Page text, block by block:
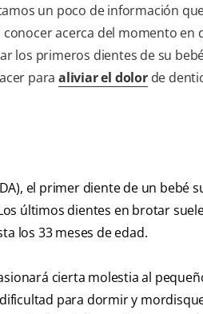
un poco de información
acerca del momento en
los primeros dientes de su
paraaliviar el dolorde
el primer diente de un bebé
últimos dientes en brotar
los 33 meses de edad.
cierta molestia al
para dormir y